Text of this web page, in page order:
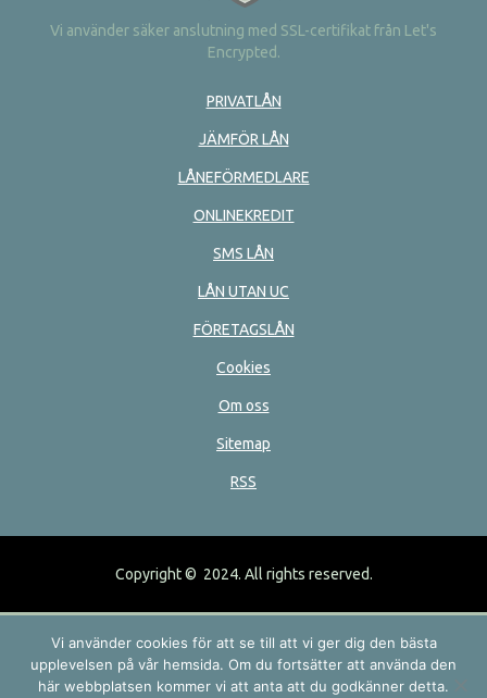
Vi använder säker anslutning med SSL-certifikat från Let's
Encrypted.
PRIVATLÅN
JÄMFÖR LÅN
LÅNEFÖRMEDLARE
ONLINEKREDIT
SMS LÅN
LÅN UTAN UC
FÖRETAGSLÅN
Cookies
Om oss
Sitemap
RSS
Copyright © 2024. All rights reserved.
Vi använder cookies för att se till att vi ger dig den bästa
upplevelsen på vår hemsida. Om du fortsätter att använda den
här webbplatsen kommer vi att anta att du godkänner detta.